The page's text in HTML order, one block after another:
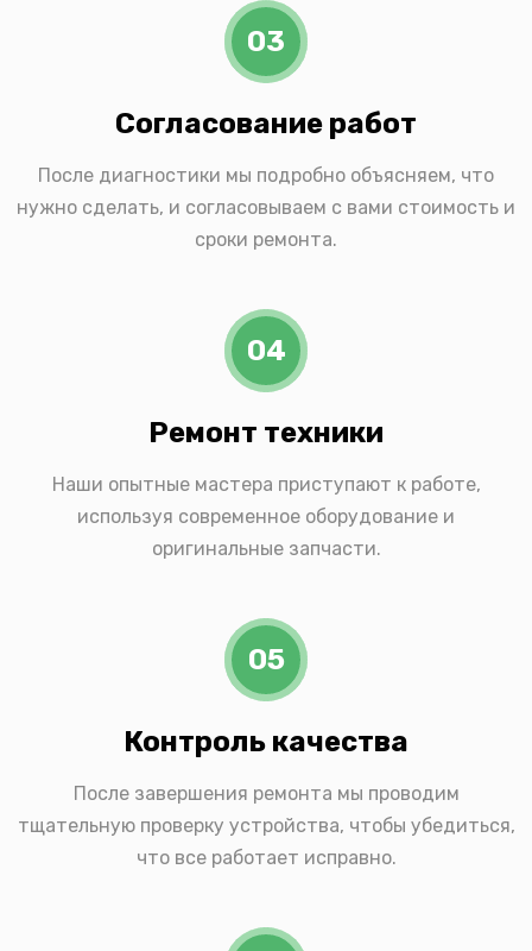
03
Согласование работ
После диагностики мы подробно объясняем, что
нужно сделать, и согласовываем с вами стоимость и
сроки ремонта.
04
Ремонт техники
Наши опытные мастера приступают к работе,
используя современное оборудование и
оригинальные запчасти.
05
Контроль качества
После завершения ремонта мы проводим
тщательную проверку устройства, чтобы убедиться,
что все работает исправно.